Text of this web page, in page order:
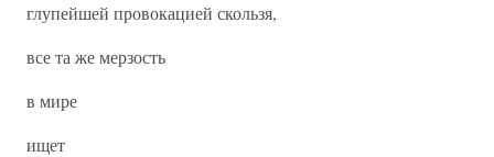
глупейшей провокацией скользя,
все та же мерзость
в мире
ищет